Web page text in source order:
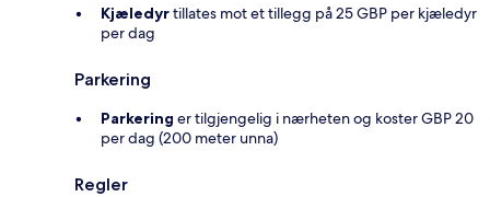
Kjæledyrtillates mot et tillegg på 25 GBP per kjæledyr
per dag
Parkering
Parkering er tilgjengelig i nærheten og koster GBP 20
per dag (200 meter unna)
Regler